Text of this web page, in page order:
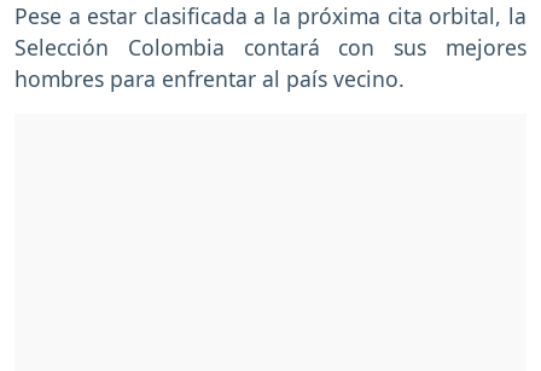
Pese a estar clasificada a la próxima cita orbital, la
Selección Colombia contará con sus mejores
hombres para enfrentar al país vecino.